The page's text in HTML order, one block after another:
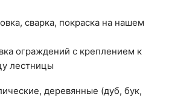
сварка, покраска на нашем
ограждений с креплением к
лестницы
деревянные (дуб, бук,